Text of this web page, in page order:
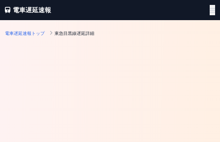
電車遅延速報
電車遅延速報トップ 東急目黒線遅延詳細